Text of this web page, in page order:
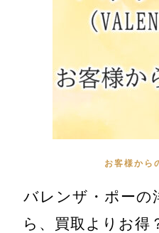
お客様から
バレンザ・ポーの
ら、買取よりお得